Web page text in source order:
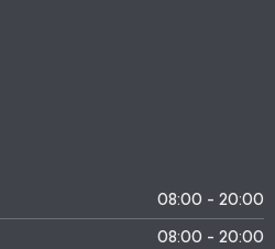
08:00 - 20:00
08:00 - 20:00